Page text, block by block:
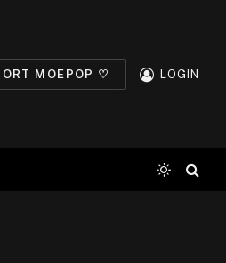
MOEPOP ♡ LOGIN